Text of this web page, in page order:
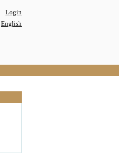
Login
English